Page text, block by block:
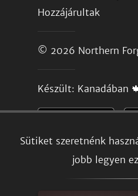
Sütiket szeretnénk
jobb legyen
Hozzájárultak
© 2026 Northern
Készült: Kanadában